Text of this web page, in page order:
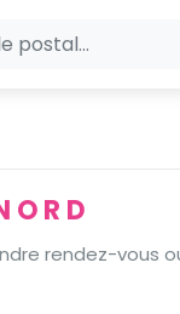
rendez-vous